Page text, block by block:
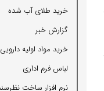
خرید طلای آب شده
گزارش خبر
خرید مواد اولیه دارویی
لباس فرم اداری
نرم افزار ساخت